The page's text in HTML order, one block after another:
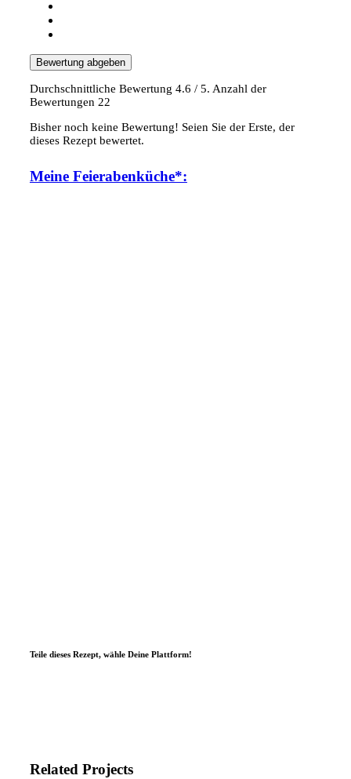
Bewertung abgeben
Durchschnittliche Bewertung 4.6 / 5. Anzahl der
Bewertungen 22
Bisher noch keine Bewertung! Seien Sie der Erste, der
dieses Rezept bewertet.
Meine Feierabenküche*:
Teile dieses Rezept, wähle Deine Plattform!
Related Projects